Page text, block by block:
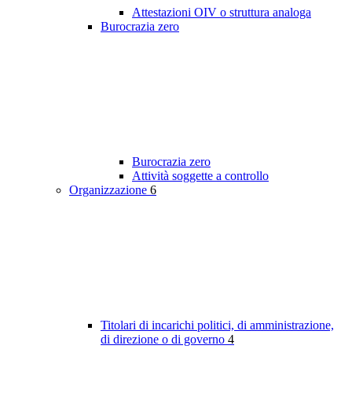
Attestazioni OIV o struttura analoga
Burocrazia zero
Burocrazia zero
Attività soggette a controllo
Organizzazione 6
Titolari di incarichi politici, di amministrazione,
di direzione o di governo 4